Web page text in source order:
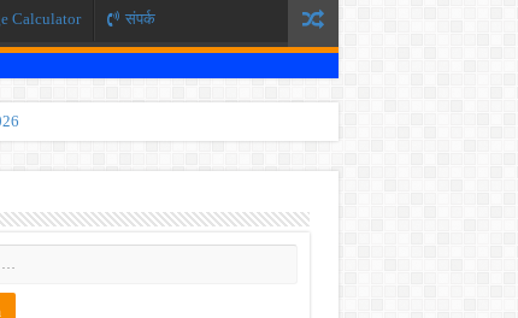
Calculator संपर्क